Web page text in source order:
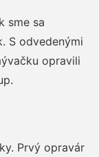
sme sa
S odvedenými
opravili
Prvý opravár